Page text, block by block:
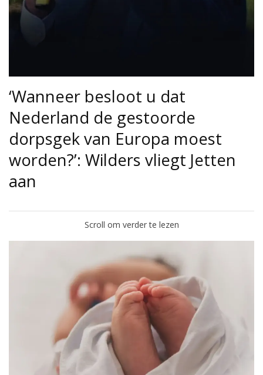
‘Wanneer besloot u dat
Nederland de gestoorde
dorpsgek van Europa moest
worden?’: Wilders vliegt Jetten
aan
Scroll om verder te lezen